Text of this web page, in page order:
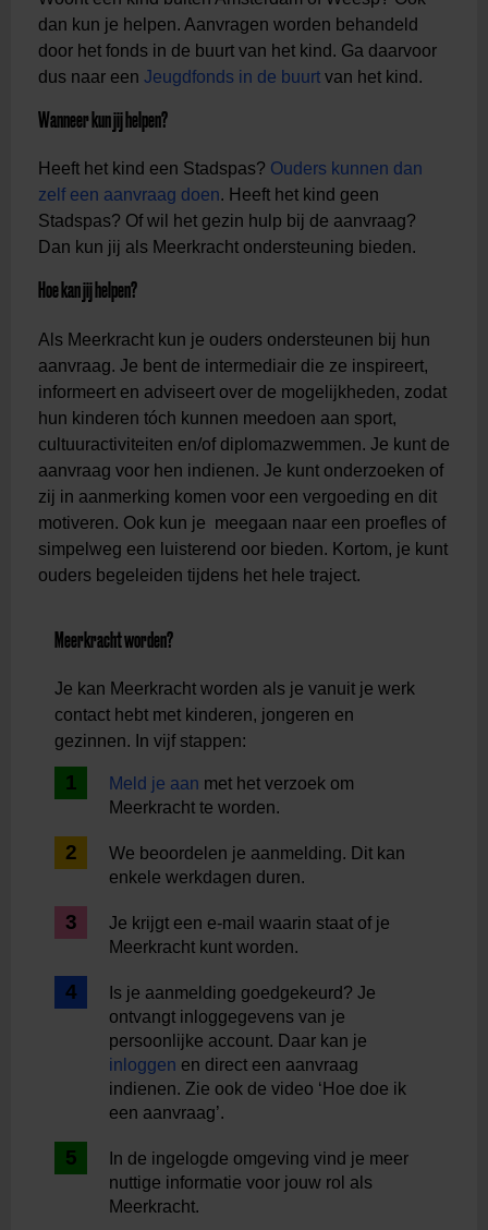
dan kun je helpen. Aanvragen worden behandeld
door het fonds in de buurt van het kind. Ga daarvoor
dus naar een Jeugdfonds in de buurt van het kind.
Wanneer kun jij helpen?
Heeft het kind een Stadspas? Ouders kunnen dan
zelf een aanvraag doen. Heeft het kind geen
Stadspas? Of wil het gezin hulp bij de aanvraag?
Dan kun jij als Meerkracht ondersteuning bieden.
Hoe kan jij helpen?
Als Meerkracht kun je ouders ondersteunen bij hun
aanvraag. Je bent de intermediair die ze inspireert,
informeert en adviseert over de mogelijkheden, zodat
hun kinderen tóch kunnen meedoen aan sport,
cultuuractiviteiten en/of diplomazwemmen. Je kunt de
aanvraag voor hen indienen. Je kunt onderzoeken of
zij in aanmerking komen voor een vergoeding en dit
motiveren. Ook kun je meegaan naar een proefles of
simpelweg een luisterend oor bieden. Kortom, je kunt
ouders begeleiden tijdens het hele traject.
Meerkracht worden?
Je kan Meerkracht worden als je vanuit je werk
contact hebt met kinderen, jongeren en
gezinnen. In vijf stappen:
Meld je aan met het verzoek om
Meerkracht te worden.
We beoordelen je aanmelding. Dit kan
enkele werkdagen duren.
Je krijgt een e-mail waarin staat of je
Meerkracht kunt worden.
Is je aanmelding goedgekeurd? Je
ontvangt inloggegevens van je
persoonlijke account. Daar kan je
inloggen en direct een aanvraag
indienen. Zie ook de video ‘Hoe doe ik
een aanvraag’.
In de ingelogde omgeving vind je meer
nuttige informatie voor jouw rol als
Meerkracht.